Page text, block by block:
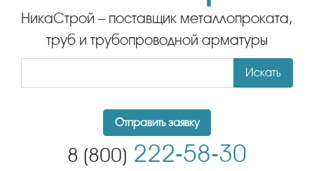
НикаСтрой – поставщик металлопроката,
труб и трубопроводной арматуры
Искать
Отправить заявку
8 (800) 222-58-30